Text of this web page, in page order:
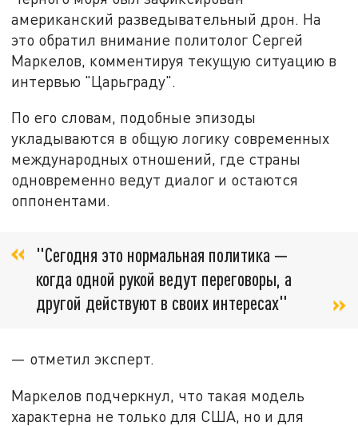
американский разведывательный дрон. На
это обратил внимание политолог Сергей
Маркелов, комментируя текущую ситуацию в
интервью "Царьграду".
По его словам, подобные эпизоды
укладываются в общую логику современных
международных отношений, где страны
одновременно ведут диалог и остаются
оппонентами.
"Сегодня это нормальная политика —
когда одной рукой ведут переговоры, а
другой действуют в своих интересах"
— отметил эксперт.
Маркелов подчеркнул, что такая модель
характерна не только для США, но и для